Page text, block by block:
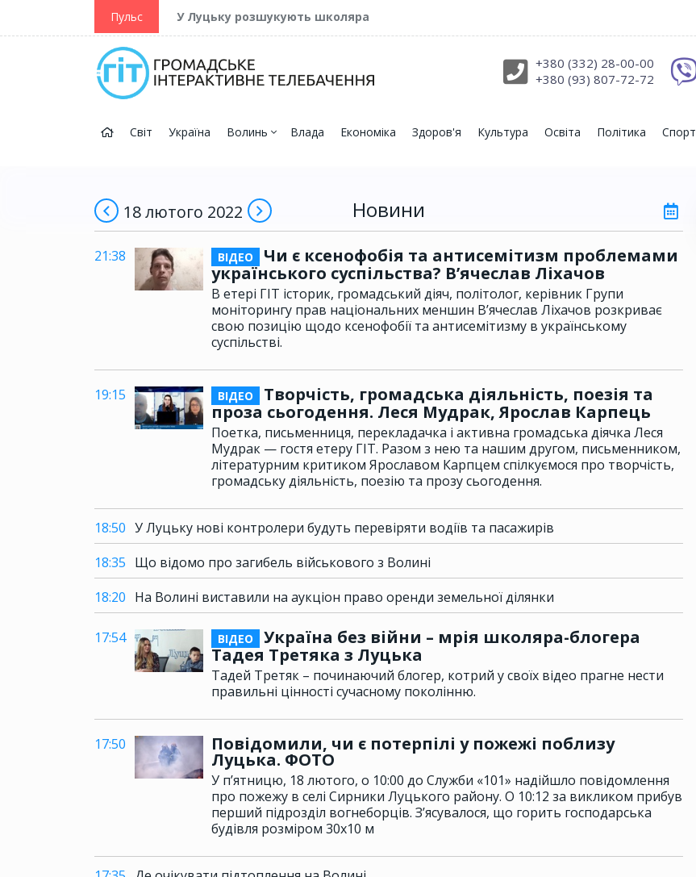
Пульс У Луцьку розшукують школяра
+380 (332) 28-00-00
+380 (93) 807-72-72
Світ Україна Волинь Влада Економіка Здоров'я Культура Освіта Політика Спорт
18 лютого 2022 Новини
21:38 ВІДЕО
Чи є ксенофобія та антисемітизм проблемами
українського суспільства? В’ячеслав Ліхачов
В етері ГІТ історик, громадський діяч, політолог, керівник Групи
моніторингу прав національних меншин В’ячеслав Ліхачов розкриває
свою позицію щодо ксенофобії та антисемітизму в українському
суспільстві.
19:15 ВІДЕО
Творчість, громадська діяльність, поезія та
проза сьогодення. Леся Мудрак, Ярослав Карпець
Поетка, письменниця, перекладачка і активна громадська діячка Леся
Мудрак — гостя етеру ГІТ. Разом з нею та нашим другом, письменником,
літературним критиком Ярославом Карпцем спілкуємося про творчість,
громадську діяльність, поезію та прозу сьогодення.
18:50 У Луцьку нові контролери будуть перевіряти водіїв та пасажирів
18:35 Що відомо про загибель військового з Волині
18:20 На Волині виставили на аукціон право оренди земельної ділянки
17:54 ВІДЕО
Україна без війни – мрія школяра-блогера
Тадея Третяка з Луцька
Тадей Третяк – починаючий блогер, котрий у своїх відео прагне нести
правильні цінності сучасному поколінню.
17:50 Повідомили, чи є потерпілі у пожежі поблизу
Луцька. ФОТО
У п’ятницю, 18 лютого, о 10:00 до Служби «101» надійшло повідомлення
про пожежу в селі Сирники Луцького району. О 10:12 за викликом прибув
перший підрозділ вогнеборців. З’ясувалося, що горить господарська
будівля розміром 30х10 м